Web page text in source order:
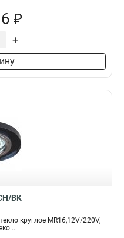
₽
+
BK
круглое MR16,12V/220V,